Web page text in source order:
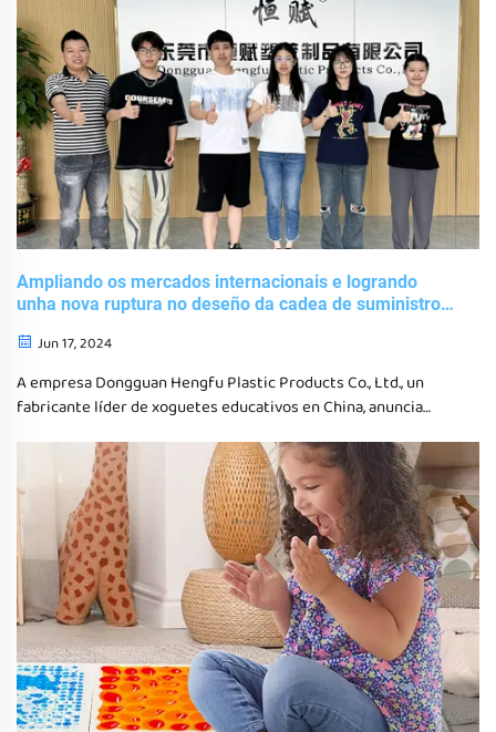
Ampliando os mercados internacionais e logrando
unha nova ruptura no deseño da cadea de suministro
Jun 17, 2024
A empresa Dongguan Hengfu Plastic Products Co., Ltd., un
fabricante líder de xoguetes educativos en China, anuncia
progreso importante, cubrindo con éxito os mercados
norteamericano e europeo.